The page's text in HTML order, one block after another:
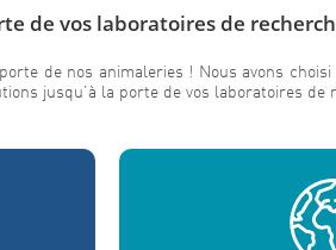
de vos laboratoires de
de nos animaleries ! Nous avons
jusqu’à la porte de vos laboratoires de